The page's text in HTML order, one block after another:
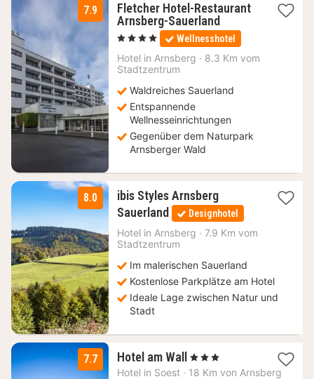
7.9
Fletcher Hotel-Restaurant
Arnsberg-Sauerland1
Nacht
ab
99
, 4 Sterne Wellnesshotel
Hotel in Arnsberg · 8.3 Km vom
Stadtzentrum
Waldreiches Sauerland
Entspannende
Wellnesseinrichtungen
Gegenüber dem Naturpark
Arnsberger Wald
8.0
ibis Styles Arnsberg
Sauerland 3
Nächte
ab
52,67
Designhotel
Hotel in Arnsberg · 7.9 Km vom
Stadtzentrum
Im malerischen Sauerland
Kostenlose Parkplätze am Hotel
Ideale Lage zwischen Natur und
Stadt
7.7 Hotel am Wall
1
Nacht
, 3 Sterne
Hotel in Soest · 18 Km von Arnsberg